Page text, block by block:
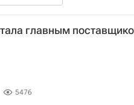
главным
5476